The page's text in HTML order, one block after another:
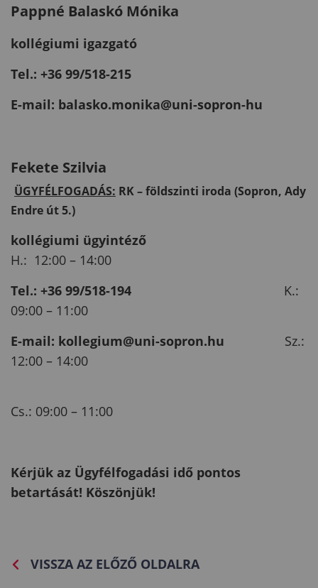
Pappné Balaskó Mónika
kollégiumi igazgató
Tel.: +36 99/518-215
E-mail: balasko.monika@uni-sopron-hu
Fekete Szilvia
ÜGYFÉLFOGADÁS: RK – földszinti iroda (Sopron, Ady
Endre út 5.)
kollégiumi ügyintéző
H.: 12:00 – 14:00
Tel.: +36 99/518-194 K.:
09:00 – 11:00
E-mail: kollegium@uni-sopron.hu Sz.:
12:00 – 14:00
Cs.: 09:00 – 11:00
Kérjük az Ügyfélfogadási idő pontos
betartását! Köszönjük!
VISSZA AZ ELŐZŐ OLDALRA